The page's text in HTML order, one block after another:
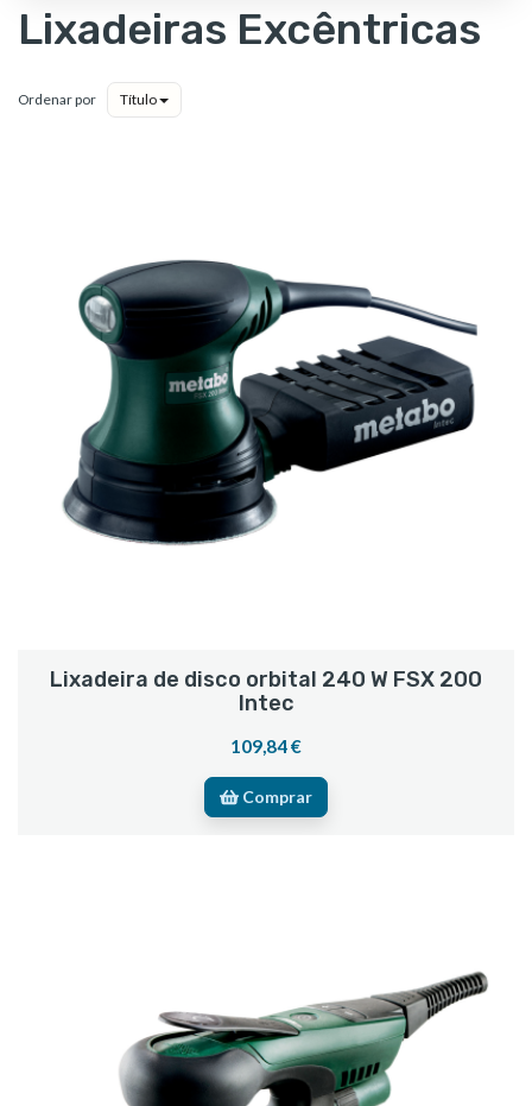
Lixadeiras Excêntricas
Ordenar por Título
Lixadeira de disco orbital 240 W FSX 200
Intec
109,84 €
Comprar